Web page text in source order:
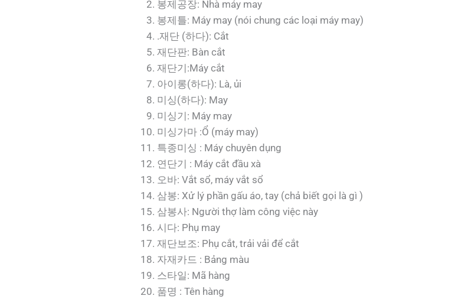
봉제공장: Nhà máy may
봉제틀: Máy may (nói chung các loại máy may)
.재단 (하다): Cắt
재단판: Bàn cắt
재단기:Máy cắt
아이롱(하다): Là, ủi
미싱(하다): May
미싱기: Máy may
미싱가마 :Ổ (máy may)
특종미싱 : Máy chuyên dụng
연단기 : Máy cắt đầu xà
오바: Vắt sổ, máy vắt sổ
삼봉: Xử lý phần gấu áo, tay (chả biết gọi là gì )
삼봉사: Người thợ làm công việc này
시다: Phụ may
재단보조: Phụ cắt, trải vải để cắt
자재카드 : Bảng màu
스타일: Mã hàng
품명 : Tên hàng